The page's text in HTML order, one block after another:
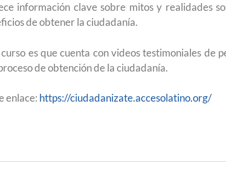
información clave sobre mitos y realidades
de obtener la ciudadanía.
es que cuenta con videos testimoniales de
de obtención de la ciudadanía.
enlace: https://ciudadanizate.accesolatino.org/